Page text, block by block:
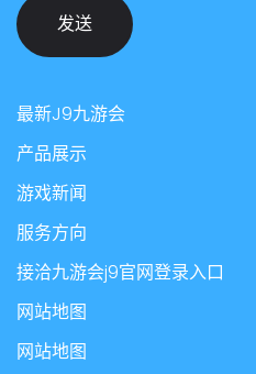
发送
最新J9九游会
产品展示
游戏新闻
服务方向
接洽九游会j9官网登录入口
网站地图
网站地图